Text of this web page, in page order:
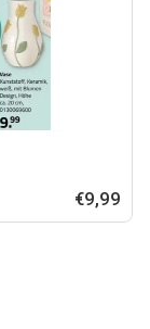
€9,99